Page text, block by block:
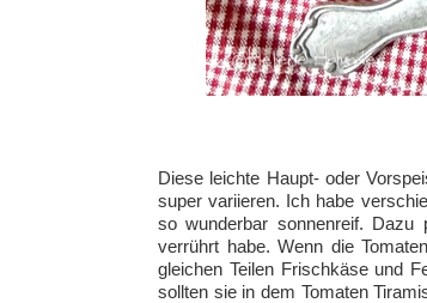
Diese leichte Haupt- oder
super variieren. Ich habe
so wunderbar sonnenreif.
verrührt habe. Wenn die
gleichen Teilen Frischkäse und
sollten sie in dem Tomaten